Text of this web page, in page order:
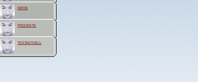
infos
projekte
testaktuell